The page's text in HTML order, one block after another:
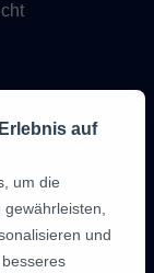
auf
um die
und